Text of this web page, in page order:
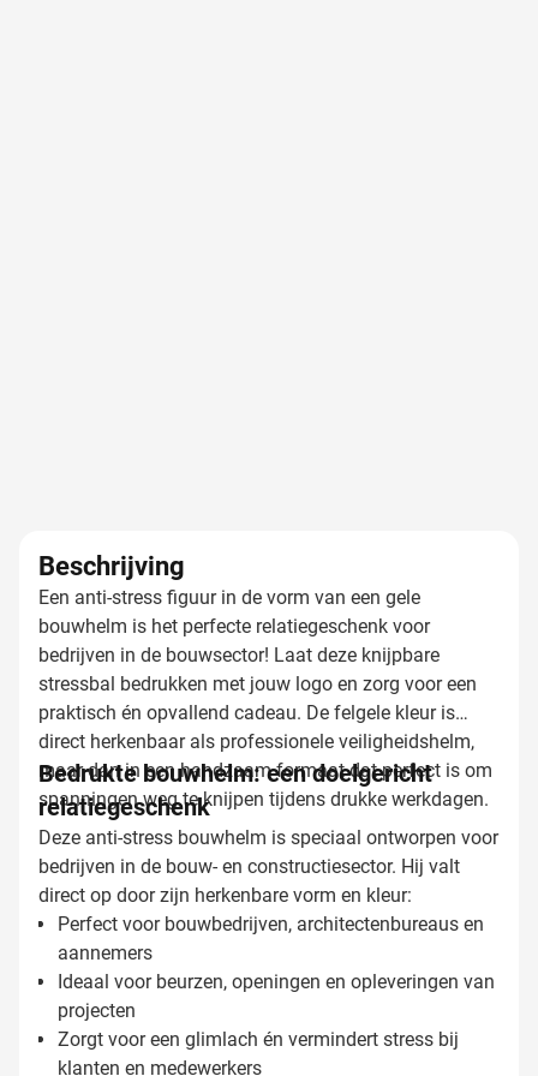
Beschrijving
Een anti-stress figuur in de vorm van een gele
bouwhelm is het perfecte relatiegeschenk voor
bedrijven in de bouwsector! Laat deze knijpbare
stressbal bedrukken met jouw logo en zorg voor een
praktisch én opvallend cadeau. De felgele kleur is
direct herkenbaar als professionele veiligheidshelm,
maar dan in een handzaam formaat dat perfect is om
spanningen weg te knijpen tijdens drukke werkdagen.
Bedrukte bouwhelm: een doelgericht
relatiegeschenk
Deze anti-stress bouwhelm is speciaal ontworpen voor
bedrijven in de bouw- en constructiesector. Hij valt
direct op door zijn herkenbare vorm en kleur:
Perfect voor bouwbedrijven, architectenbureaus en
aannemers
Ideaal voor beurzen, openingen en opleveringen van
projecten
Zorgt voor een glimlach én vermindert stress bij
klanten en medewerkers